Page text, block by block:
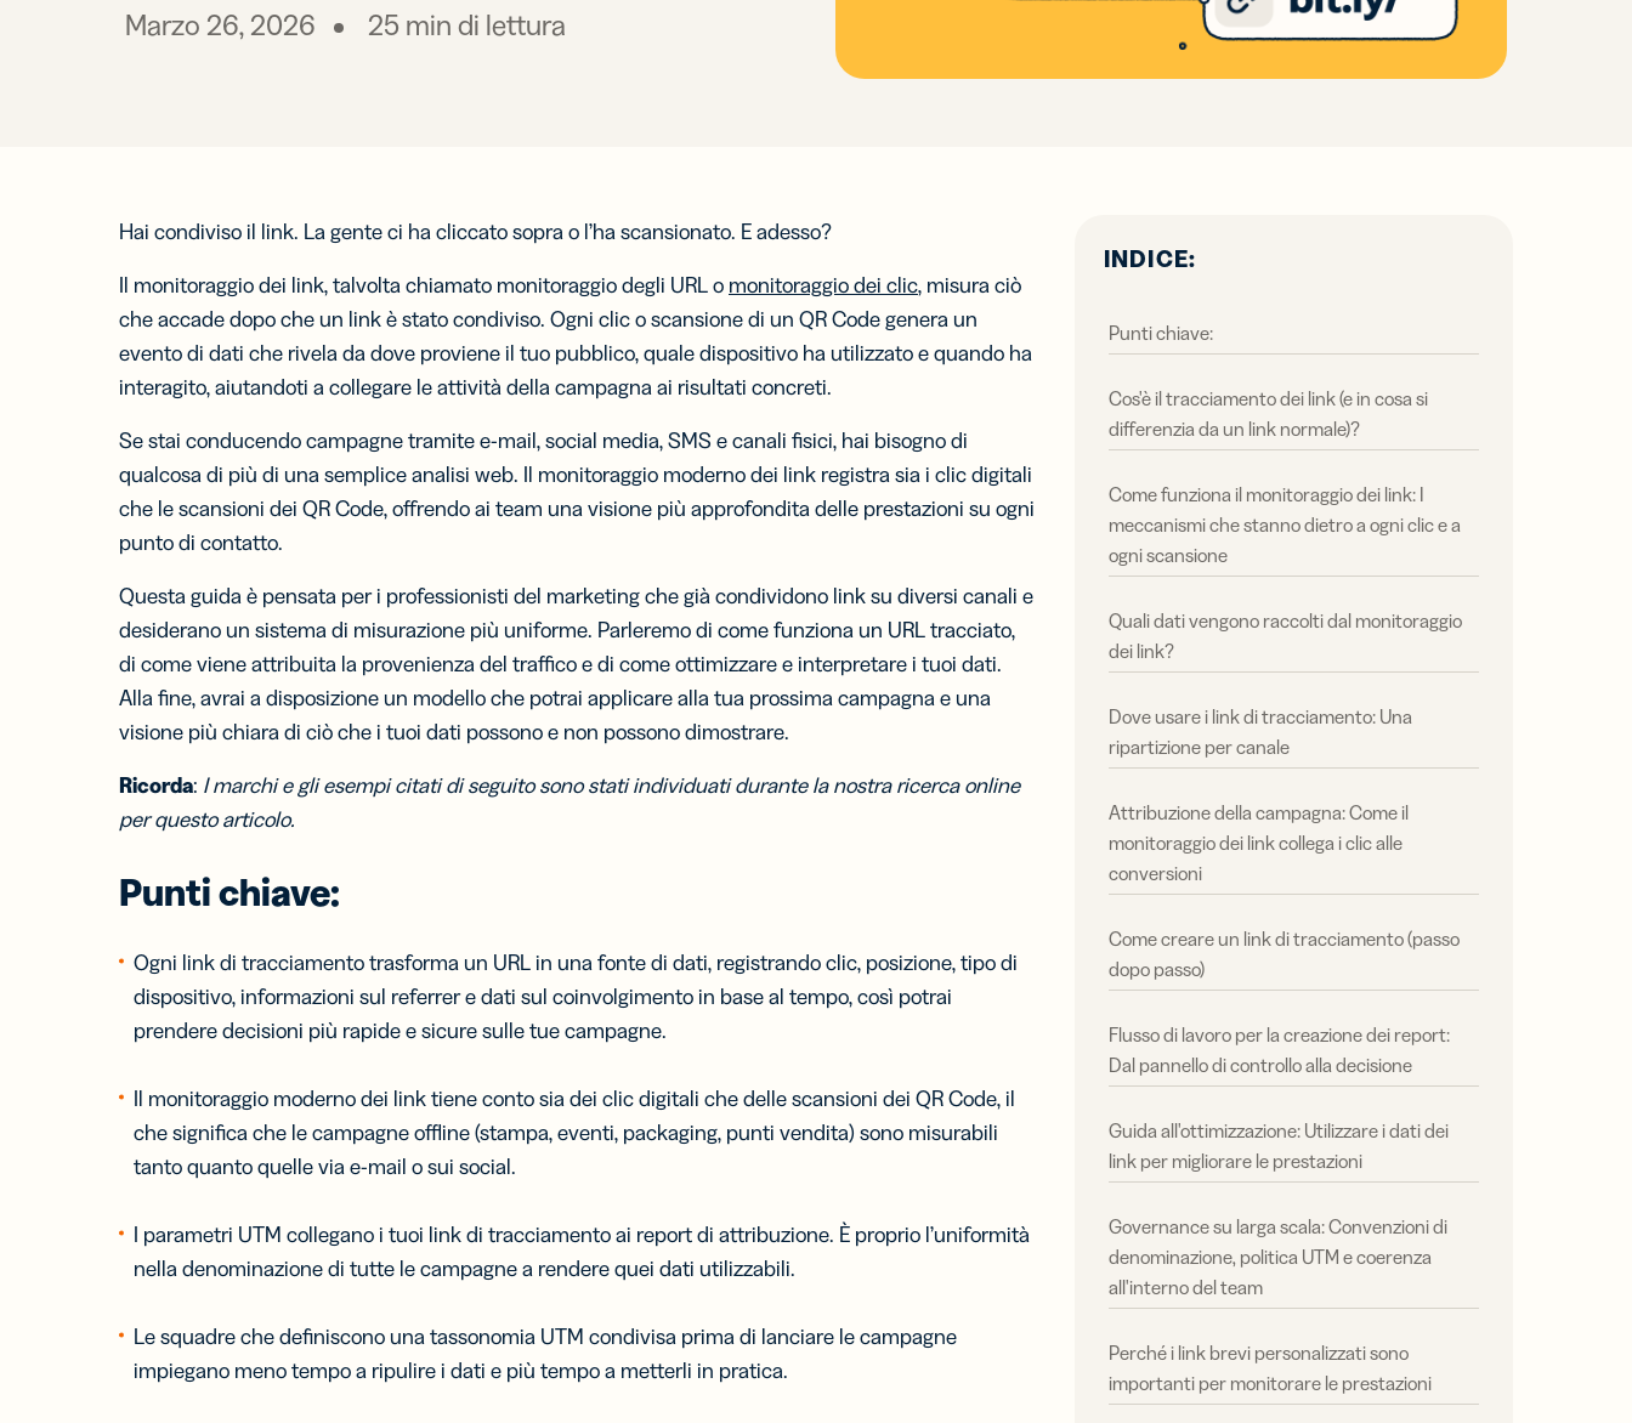
analizzare le
Link in bio
monitora link
e contenuti
per i profili
social
Link
Personalizza i
link con l’URL
del tuo brand
mobili
Link brevi
messaggi
Traccia link e
QR Code con
i parametri
UTM
Biglietti da
visita digitali
Fai crescere il
tuo network
con i biglietti
da visita
digitali
Codici a
barre 2D
Aggiungi un
GS1 Digital
Link ai QR
Code
destinati alle
Vedi tutte le
Assistenza clienti
PER BUSINESS
Enterprise
passo avanti con
analisi di mercato e
integrazioni
Marzo 26, 2026 25 min di lettura
Hai condiviso il link. La gente ci ha cliccato sopra o l’ha scansionato. E adesso?
Il monitoraggio dei link, talvolta chiamato monitoraggio degli URL o monitoraggio dei clic, misura ciò
che accade dopo che un link è stato condiviso. Ogni clic o scansione di un QR Code genera un
evento di dati che rivela da dove proviene il tuo pubblico, quale dispositivo ha utilizzato e quando ha
interagito, aiutandoti a collegare le attività della campagna ai risultati concreti.
Se stai conducendo campagne tramite e-mail, social media, SMS e canali fisici, hai bisogno di
qualcosa di più di una semplice analisi web. Il monitoraggio moderno dei link registra sia i clic digitali
che le scansioni dei QR Code, offrendo ai team una visione più approfondita delle prestazioni su ogni
punto di contatto.
Questa guida è pensata per i professionisti del marketing che già condividono link su diversi canali e
desiderano un sistema di misurazione più uniforme. Parleremo di come funziona un URL tracciato,
di come viene attribuita la provenienza del traffico e di come ottimizzare e interpretare i tuoi dati.
Alla fine, avrai a disposizione un modello che potrai applicare alla tua prossima campagna e una
visione più chiara di ciò che i tuoi dati possono e non possono dimostrare.
Ricorda: I marchi e gli esempi citati di seguito sono stati individuati durante la nostra ricerca online
per questo articolo.
Punti chiave:
Ogni link di tracciamento trasforma un URL in una fonte di dati, registrando clic, posizione, tipo di
dispositivo, informazioni sul referrer e dati sul coinvolgimento in base al tempo, così potrai
prendere decisioni più rapide e sicure sulle tue campagne.
Il monitoraggio moderno dei link tiene conto sia dei clic digitali che delle scansioni dei QR Code, il
che significa che le campagne offline (stampa, eventi, packaging, punti vendita) sono misurabili
tanto quanto quelle via e-mail o sui social.
I parametri UTM collegano i tuoi link di tracciamento ai report di attribuzione. È proprio l’uniformità
nella denominazione di tutte le campagne a rendere quei dati utilizzabili.
Le squadre che definiscono una tassonomia UTM condivisa prima di lanciare le campagne
impiegano meno tempo a ripulire i dati e più tempo a metterli in pratica.
INDICE:
Punti chiave:
Cos'è il tracciamento dei link (e in cosa si
differenzia da un link normale)?
Come funziona il monitoraggio dei link: I
meccanismi che stanno dietro a ogni clic e a
ogni scansione
Quali dati vengono raccolti dal monitoraggio
dei link?
Dove usare i link di tracciamento: Una
ripartizione per canale
Attribuzione della campagna: Come il
monitoraggio dei link collega i clic alle
conversioni
Come creare un link di tracciamento (passo
dopo passo)
Flusso di lavoro per la creazione dei report:
Dal pannello di controllo alla decisione
Guida all'ottimizzazione: Utilizzare i dati dei
link per migliorare le prestazioni
Governance su larga scala: Convenzioni di
denominazione, politica UTM e coerenza
all'interno del team
Perché i link brevi personalizzati sono
importanti per monitorare le prestazioni